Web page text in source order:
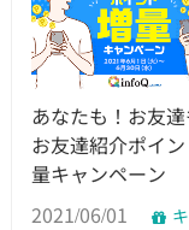
あなたも！お友達
お友達紹介ポイ
量キャンペーン
2021/06/01